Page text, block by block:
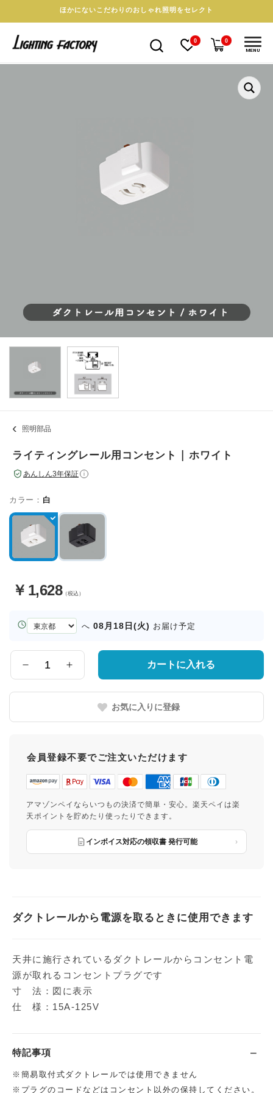
ほかにないこだわりのおしゃれ照明をセレクト
0 0
MENU
照明部品
ライティングレール用コンセント | ホワイト
あんしん3年保証 i
カラー： 白
￥ 1,628（税込）
お
届
県
へ 08月18日(火) お届け予定
量
カートに入れる
お気に入りに登録
会員登録不要でご注文いただけます
アマゾンペイならいつもの決済で簡単・安心。楽天ペイは楽
天ポイントを貯めたり使ったりできます。
インボイス対応の領収書 発行可能
ダクトレールから電源を取るときに使用できます
天井に施行されているダクトレールからコンセント電
源が取れるコンセントプラグです
寸 法：図に表示
仕 様：15A-125V
特記事項
※簡易取付式ダクトレールでは使用できません
※プラグのコードなどはコンセント以外の保持してください。